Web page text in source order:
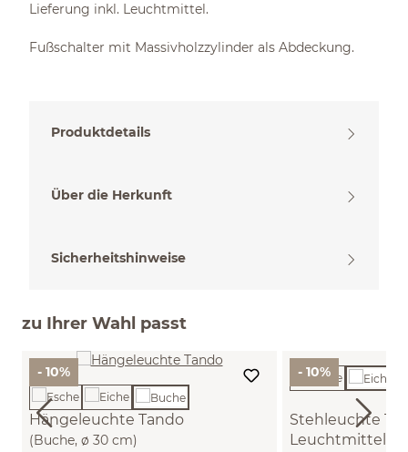
Lieferung inkl. Leuchtmittel.
Fußschalter mit Massivholzzylinder als Abdeckung.
Produktdetails
Über die Herkunft
Sicherheitshinweise
zu Ihrer Wahl passt
- 10%
Hängeleuchte Tando
(Buche, ø 30 cm)
- 10%
Stehleuchte
Leuchtmittel